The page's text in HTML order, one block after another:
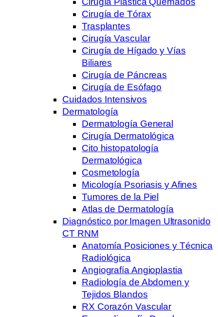
Cirugía de Tórax
Trasplantes
Cirugía Vascular
Cirugía de Hígado y Vías
Biliares
Cirugía de Páncreas
Cirugía de Esófago
Cuidados Intensivos
Dermatología
Dermatología General
Cirugía Dermatológica
Cito histopatología
Dermatológica
Cosmetología
Micología Psoriasis y Afines
Tumores de la Piel
Atlas de Dermatología
Diagnóstico por Imagen Ultrasonido
CT RNM
Anatomía Posiciones y Técnica
Radiológica
Angiografía Angioplastia
Radiología de Abdomen y
Tejidos Blandos
RX Corazón Vascular